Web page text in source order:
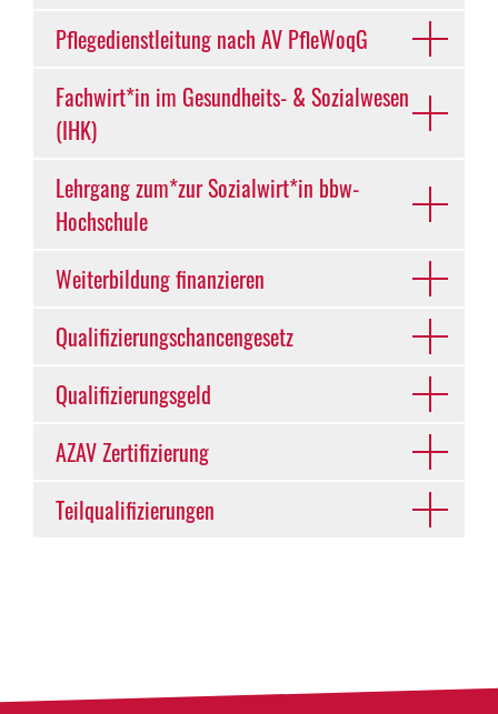
Pflegedienstleitung nach AV PfleWoqG
Fachwirt*in im Gesundheits- & Sozialwesen
(IHK)
Lehrgang zum*zur Sozialwirt*in bbw-
Hochschule
Weiterbildung finanzieren
Qualifizierungschancengesetz
Qualifizierungsgeld
AZAV Zertifizierung
Teilqualifizierungen